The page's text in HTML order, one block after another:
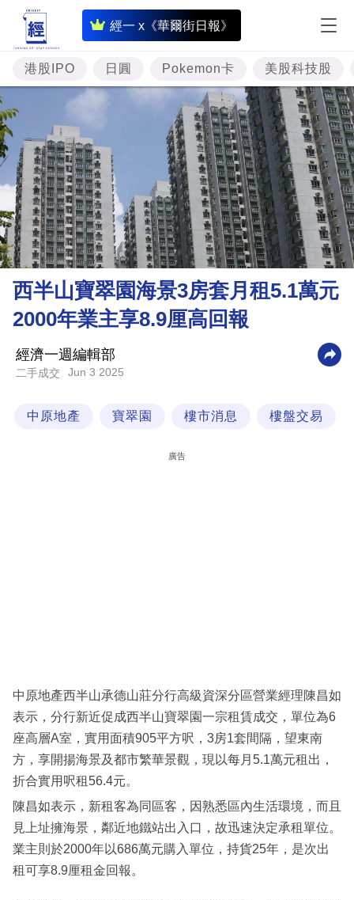
經一 x《華爾街日報》
即
時
財
經
投
資
樓
市
理
財
商
業
科
區
港股IPO 日圓 Pokemon卡 美股科技股
西半山寶翠園海景3房套月租5.1萬元
2000年業主享8.9厘高回報
經濟一週編輯部
二手成交 Jun 3 2025
中原地產 寶翠園 樓市消息 樓盤交易
廣告
中原地產西半山承德山莊分行高級資深分區營業經理陳昌如
表示，分行新近促成西半山寶翠園一宗租賃成交，單位為6
座高層A室，實用面積905平方呎，3房1套間隔，望東南
方，享開揚海景及都市繁華景觀，現以每月5.1萬元租出，
折合實用呎租56.4元。
陳昌如表示，新租客為同區客，因熟悉區內生活環境，而且
見上址擁海景，鄰近地鐵站出入口，故迅速決定承租單位。
業主則於2000年以686萬元購入單位，持貨25年，是次出
租可享8.9厘租金回報。